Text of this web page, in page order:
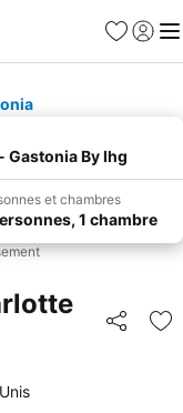
Favoris
Se
Gastonia By Ihg
et chambres
1 chambre
Partager